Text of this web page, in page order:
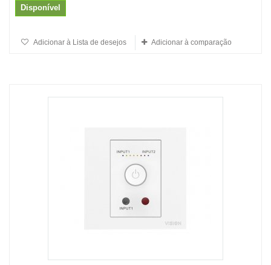
Disponível
Adicionar à Lista de desejos Adicionar à comparação